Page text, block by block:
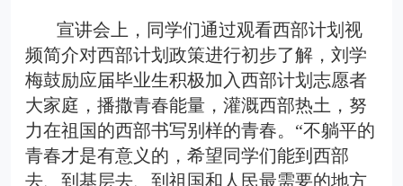
宣讲会上，同学们通过观看西部计划视
频简介对西部计划政策进行初步了解，刘学
梅鼓励应届毕业生积极加入西部计划志愿者
大家庭，播撒青春能量，灌溉西部热土，努
力在祖国的西部书写别样的青春。“不躺平的
青春才是有意义的，希望同学们能到西部
去、到基层去、到祖国和人民最需要的地方